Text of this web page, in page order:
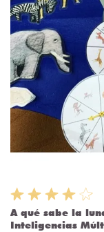
A qué sabe la
Inteligencias